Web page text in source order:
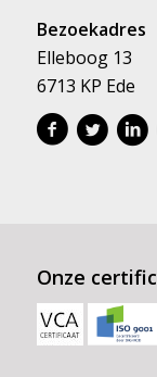
Bezoekadres
Elleboog 13
6713 KP Ede
Onze